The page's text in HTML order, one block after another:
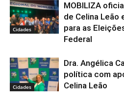
Cidades
MOBILIZA
de Celina Leão
para as
Federal
Cidades
Dra. Angélica
política com
Celina Leão